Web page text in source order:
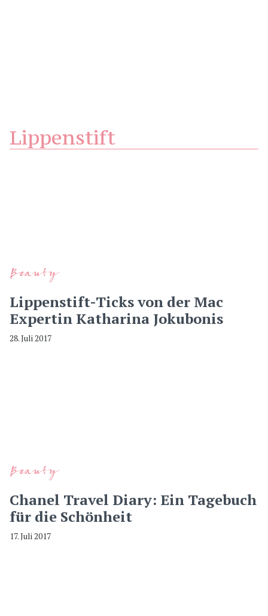
Lippenstift
Beauty
Lippenstift-Ticks von der Mac
Expertin Katharina Jokubonis
28. Juli 2017
Beauty
Chanel Travel Diary: Ein Tagebuch
für die Schönheit
17. Juli 2017